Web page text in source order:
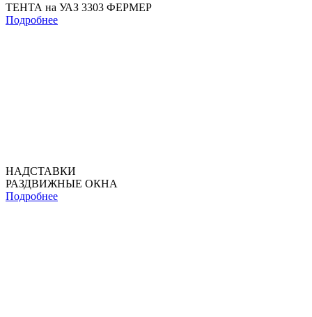
ТЕНТА на УАЗ 3303 ФЕРМЕР
Подробнее
НАДСТАВКИ
РАЗДВИЖНЫЕ ОКНА
Подробнее